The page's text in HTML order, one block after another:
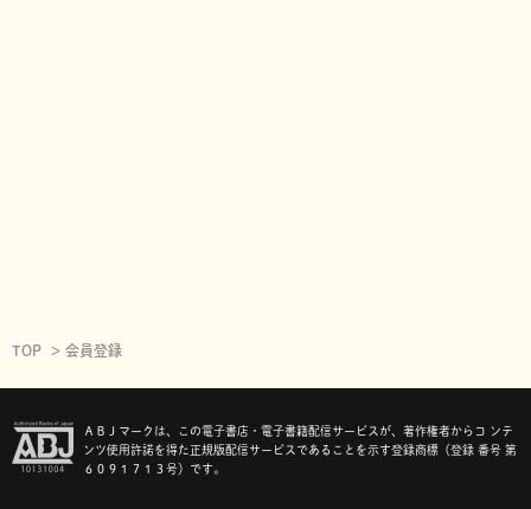
TOP 会員登録
ＡＢＪマークは、この電子書店・電子書籍配信サービスが、著作権者からコ ンテ
ンツ使用許諾を得た正規版配信サービスであることを示す登録商標（登録 番号 第
６０９１７１３号）です。